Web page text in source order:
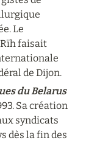
Le
Rïh faisait
de Dijon.
du Belarus
Sa création
syndicats
dès la fin des